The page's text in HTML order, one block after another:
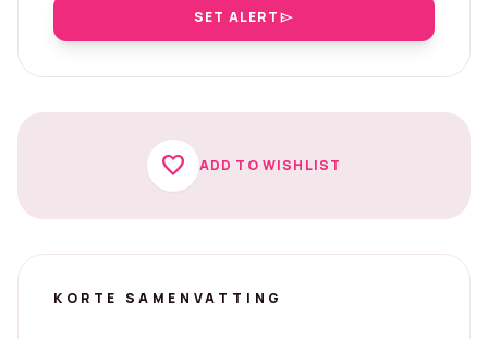
SET ALERTsend
favorite ADD TO WISHLIST
KORTE SAMENVATTING